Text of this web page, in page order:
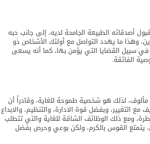
أصدقائه الطبيعة الجامحة لديه، إلى جانب حبه
وهذا ما يهدد التواصل مع أولئك الأشخاص ذو
سبيل القضايا التي يؤمن بها، كما أنه يسعى
الفائقة.
لذلك هو شخصية طموحة للغاية، وقادراً أن
التغيير، وبفضل قوة الادارة، والتنظيم، والابداع
ومع ذلك الوظائف الشاقة للغاية والتي تتطلب
يتمتع القوس بالكرم، ولكن بوعي وحرص بفضل